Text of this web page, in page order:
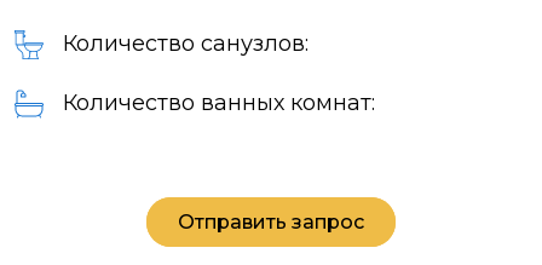
Количество санузлов:
Количество ванных комнат:
Отправить запрос